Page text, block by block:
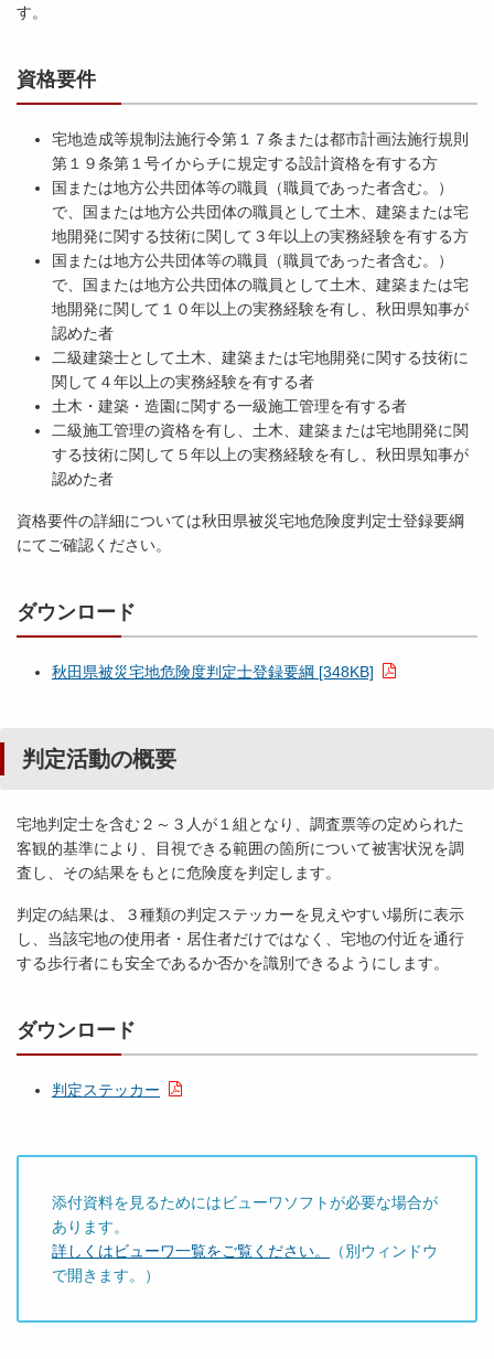
す。
資格要件
宅地造成等規制法施行令第１７条または都市計画法施行規則
第１９条第１号イからチに規定する設計資格を有する方
国または地方公共団体等の職員（職員であった者含む。）
で、国または地方公共団体の職員として土木、建築または宅
地開発に関する技術に関して３年以上の実務経験を有する方
国または地方公共団体等の職員（職員であった者含む。）
で、国または地方公共団体の職員として土木、建築または宅
地開発に関して１０年以上の実務経験を有し、秋田県知事が
認めた者
二級建築士として土木、建築または宅地開発に関する技術に
関して４年以上の実務経験を有する者
土木・建築・造園に関する一級施工管理を有する者
二級施工管理の資格を有し、土木、建築または宅地開発に関
する技術に関して５年以上の実務経験を有し、秋田県知事が
認めた者
資格要件の詳細については秋田県被災宅地危険度判定士登録要綱
にてご確認ください。
ダウンロード
秋田県被災宅地危険度判定士登録要綱 [348KB]
判定活動の概要
宅地判定士を含む２～３人が１組となり、調査票等の定められた
客観的基準により、目視できる範囲の箇所について被害状況を調
査し、その結果をもとに危険度を判定します。
判定の結果は、３種類の判定ステッカーを見えやすい場所に表示
し、当該宅地の使用者・居住者だけではなく、宅地の付近を通行
する歩行者にも安全であるか否かを識別できるようにします。
ダウンロード
判定ステッカー
添付資料を見るためにはビューワソフトが必要な場合が
あります。
詳しくはビューワ一覧をご覧ください。
（別ウィンドウ
で開きます。）